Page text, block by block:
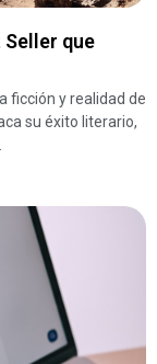
que
ficción y realidad de
su éxito literario,